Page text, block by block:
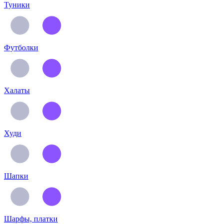
Туники
Футболки
Халаты
Худи
Шапки
Шарфы, платки